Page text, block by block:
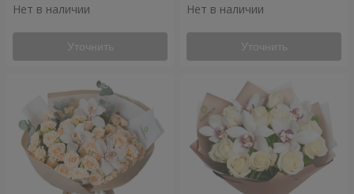
Нет в наличии
Уточнить
Нет в наличии
Уточнить